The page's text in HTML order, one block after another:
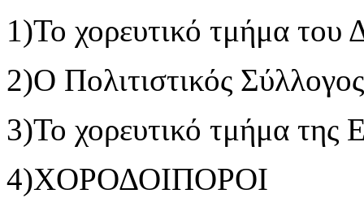
1)Το χορευτικό τμήμα του
2)Ο Πολιτιστικός
3)Το χορευτικό τμήμα της
4)ΧΟΡΟΔΟΙΠΟΡΟΙ